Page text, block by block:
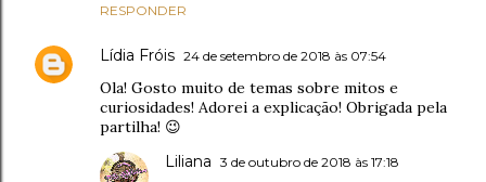
RESPONDER
Lídia Fróis 24 de setembro de 2018 às 07:54
Ola! Gosto muito de temas sobre mitos e
curiosidades! Adorei a explicação! Obrigada pela
partilha! 😉
Liliana 3 de outubro de 2018 às 17:18